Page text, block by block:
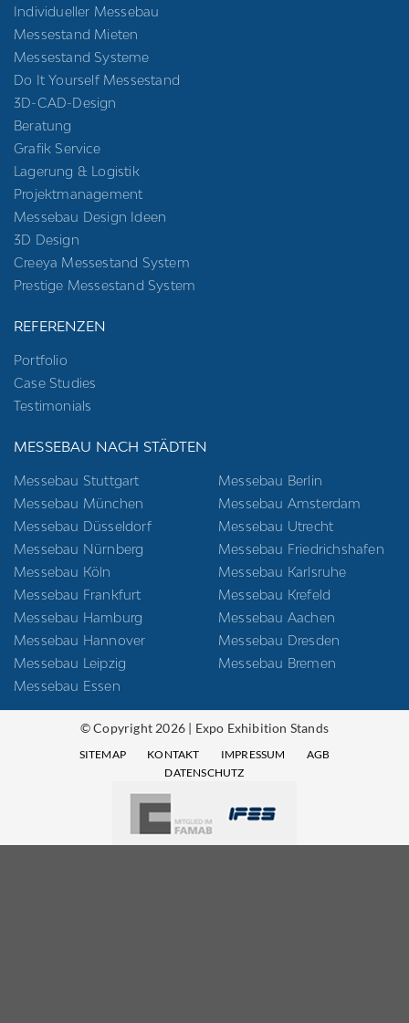
Individueller Messebau
Messestand Mieten
Messestand Systeme
Do It Yourself Messestand
3D-CAD-Design
Beratung
Grafik Service
Lagerung & Logistik
Projektmanagement
Messebau Design Ideen
3D Design
Creeya Messestand System
Prestige Messestand System
REFERENZEN
Portfolio
Case Studies
Testimonials
MESSEBAU NACH STÄDTEN
Messebau Stuttgart
Messebau München
Messebau Düsseldorf
Messebau Nürnberg
Messebau Köln
Messebau Frankfurt
Messebau Hamburg
Messebau Hannover
Messebau Leipzig
Messebau Essen
Messebau Berlin
Messebau Amsterdam
Messebau Utrecht
Messebau Friedrichshafen
Messebau Karlsruhe
Messebau Krefeld
Messebau Aachen
Messebau Dresden
Messebau Bremen
© Copyright 2026 | Expo Exhibition Stands
SITEMAP KONTAKT IMPRESSUM
AGB
DATENSCHUTZ